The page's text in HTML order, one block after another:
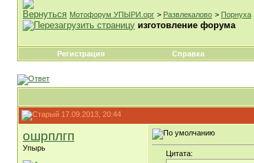
Мотофорум УПЫРИ.орг > Развлекалово > Порнуха
изготовление форума
Регистрация Справка
17.09.2013, 20:44
ошрплгп
Упырь
Цитата: